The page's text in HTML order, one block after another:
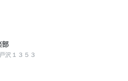
部
沢１３５３